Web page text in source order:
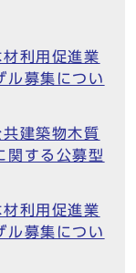
利用促進業
ル募集につい
建築物木質
関する公募型
利用促進業
ル募集につい